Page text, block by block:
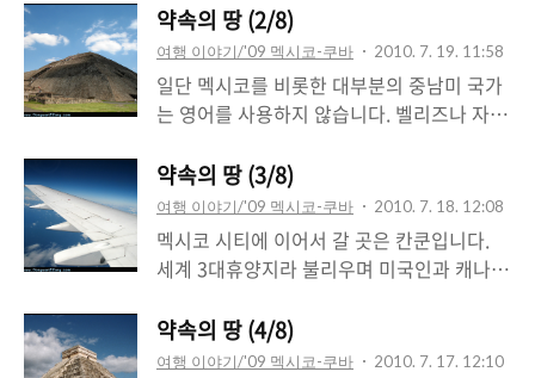
라덴 형님(?)의 테러로 인해 비자가 없는 모든
외국인의 미국 입국이 금지되었고, 경유조차
할 수 없게되어 유럽-남미로 돌아가는 길을
택했었답니다. 당시에 멕시코를 가지 못한것
이 너무나 아쉬워서, 내 언젠가는 그곳에 가
리라 마음먹은 것이 벌써 6년이 흘렀군요.
2009년 겨울, 이제서야 그 약속을 지키기 위
해 멕시코 행 비행기에 몸을 싣게 되었습니
다. 약속의 땅, 멕시코와 중미의 세계로 떠나
볼까요. 미국 아틀란타 공항의 모습입니다.
화물과 승객이 움직이는 세계 최대의 공항입
니다. 마침 지나가는데 대한항공이 보여서 한
약속의 땅 (2/8)
여행 이야기/'09 멕시코-쿠바 2010. 7. 19. 11:58
일단 멕시코를 비롯한 대부분의 중남미 국가
는 영어를 사용하지 않습니다. 벨리즈나 자메
가는 스페인어를 사용하죠. 물론 브라질은 포
르투갈어를 쓰는데, 다소 비슷한 언어이기도
하죠. 왜 이 이야기를 하냐면...중남미 여행하
는동안 스페인어를 못하면 엄청나게 불편하
고 고생을 하게 됩니다. 불편한건 참을 수 있
지만 답답한건 못참겠더군요. 전 사실 멕시코
는 영어를 쓸 줄 알았습니다. 일단 미국이랑
가깝잖아요;; 국경을 맞대고 있을뿐더러 심지
약속의 땅 (3/8)
여행 이야기/'09 멕시코-쿠바 2010. 7. 18. 12:08
멕시코 시티에 이어서 갈 곳은 칸쿤입니다.
세계 3대휴양지라 불리우며 미국인과 캐나다
다. 멕시코시티에서 캔쿤까지는 버스로 24시
간이 걸립니다. 문제는 종종 버스비가 비행기
약속의 땅 (4/8)
여행 이야기/'09 멕시코-쿠바 2010. 7. 17. 12:10